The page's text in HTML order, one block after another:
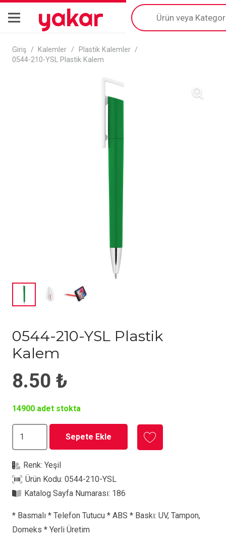
yakar
Products
search
Giriş / Kalemler / Plastik Kalemler /
0544-210-YSL Plastik Kalem
0544-210-YSL Plastik
Kalem
8.50 ₺
14900 adet stokta
Plastik
Kalem
Sepete Ekle
Renk:Yeşil
Ürün Kodu:0544-210-YSL
Katalog Sayfa Numarası: 186
* Basmalı * Telefon Tutucu * ABS * Baskı: UV, Tampon,
Domeks * Yerli Üretim